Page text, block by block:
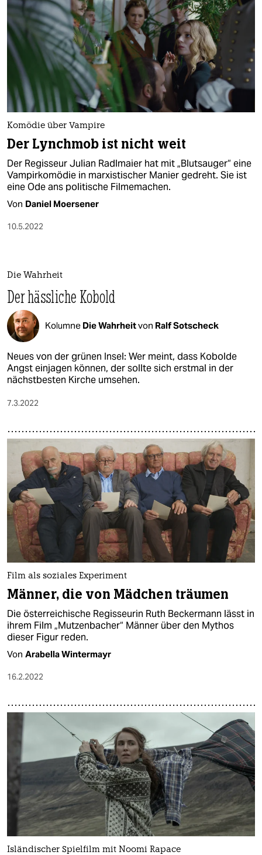
Komödie über Vampire
Der Lynchmob ist nicht weit
Der Regisseur Julian Radlmaier hat mit „Blutsauger“ eine
Vampirkomödie in marxistischer Manier gedreht. Sie ist
eine Ode ans politische Filmemachen.
Von Daniel Moersener
10.5.2022
Die Wahrheit
Der hässliche Kobold
Kolumne Die Wahrheitvon Ralf Sotscheck
Neues von der grünen Insel: Wer meint, dass Kobolde
Angst einjagen können, der sollte sich erstmal in der
nächstbesten Kirche umsehen.
7.3.2022
Film als soziales Experiment
Männer, die von Mädchen träumen
Die österreichische Regisseurin Ruth Beckermann lässt in
ihrem Film „Mutzenbacher“ Männer über den Mythos
dieser Figur reden.
Von Arabella Wintermayr
16.2.2022
Isländischer Spielfilm mit Noomi Rapace